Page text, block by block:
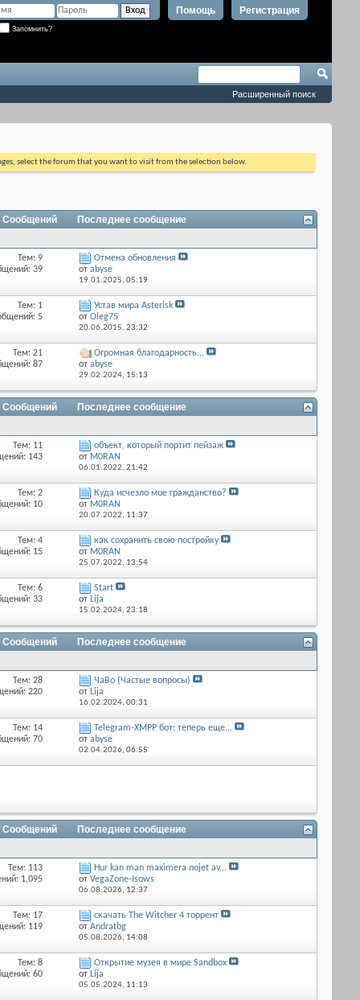
Регистрация
Помощь
Запомнить?
Расширенный поиск
select the forum that you want to visit from the selection below.
Сообщений
Последнее сообщение
Тем: 9
39
Отмена обновления
от abyse
19.01.2025, 05:19
Тем: 1
5
Устав мира Asterisk
от Оlеg75
20.06.2015, 23:32
Тем: 21
87
Огромная благодарность...
от abyse
29.02.2024, 15:13
Сообщений
Последнее сообщение
Тем: 11
143
объект, который портит пейзаж
от M0RAN
06.01.2022, 21:42
Тем: 2
10
Куда исчезло мое гражданство?
от M0RAN
20.07.2022, 11:37
Тем: 4
15
как сохранить свою постройку
от M0RAN
25.07.2022, 13:54
Тем: 6
33
Start
от Lija
15.02.2024, 23:18
Сообщений
Последнее сообщение
Тем: 28
220
ЧаВо (Частые вопросы)
от Lija
16.02.2024, 00:31
Тем: 14
70
Telegram-XMPP бот: теперь еще...
от abyse
02.04.2026, 06:55
Сообщений
Последнее сообщение
Тем: 113
1,095
Hur kan man maximera nojet av...
от VegaZone-Isows
06.08.2026, 12:37
Тем: 17
119
скачать The Witcher 4 торрент
от Andratbg
05.08.2026, 14:08
Тем: 8
60
Открытие музея в мире Sandbox
от Lija
05.05.2024, 11:13